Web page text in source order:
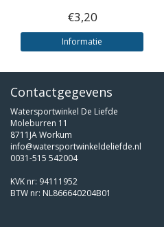
€3,20
Informatie
Contactgegevens
Watersportwinkel De Liefde
Moleburren 11
8711JA Workum
info@watersportwinkeldeliefde.nl
0031-515 542004
KVK nr: 94111952
BTW nr: NL866640204B01